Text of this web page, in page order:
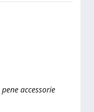
accessorie